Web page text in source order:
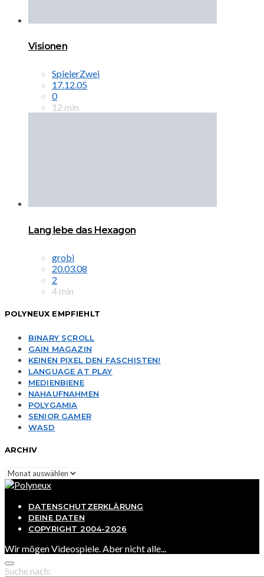
Visionen
SpielerZwei
17.12.05
0
12 min
Lang lebe das Hexagon
grobi
20.03.08
2
4 min
POLYNEUX EMPFIEHLT
BINARY SCROLL
GAIN MAGAZIN
KEINEN PIXEL DEN FASCHISTEN!
LANGUAGE AT PLAY
MEDIENBIENE
NAHAUFNAHMEN
POLYGAMIA
SENIOR GAMER
WASD
ARCHIV
Archiv
DATENSCHUTZERKLÄRUNG
DEINE DATEN
COPYRIGHT 2004-2026
Wir mögen Videospiele. Aber nicht alle...
Suche nach: